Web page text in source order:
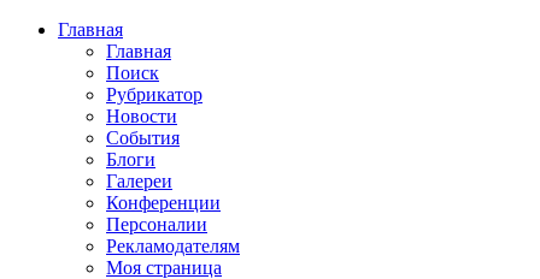
Skip to main content
Главная
Главная
Поиск
Рубрикатор
Новости
События
Блоги
Галереи
Конференции
Персоналии
Рекламодателям
Моя страница